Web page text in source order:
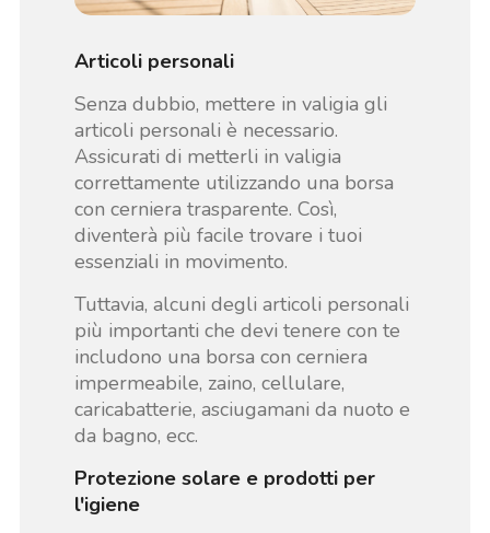
Articoli personali
Senza dubbio, mettere in valigia gli
articoli personali è necessario.
Assicurati di metterli in valigia
correttamente utilizzando una borsa
con cerniera trasparente. Così,
diventerà più facile trovare i tuoi
essenziali in movimento.
Tuttavia, alcuni degli articoli personali
più importanti che devi tenere con te
includono una borsa con cerniera
impermeabile, zaino, cellulare,
caricabatterie, asciugamani da nuoto e
da bagno, ecc.
Protezione solare e prodotti per
l'igiene